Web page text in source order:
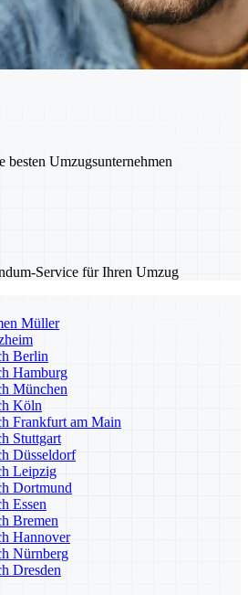
besten Umzugsunternehmen
Service für Ihren Umzug
Müller
Berlin
Hamburg
München
Köln
Frankfurt am Main
Stuttgart
Düsseldorf
Leipzig
Dortmund
Essen
Bremen
Hannover
Nürnberg
Dresden